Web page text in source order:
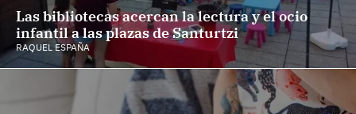
Las bibliotecas acercan la lectura y el ocio
infantil a las plazas de Santurtzi
RAQUEL ESPAÑA